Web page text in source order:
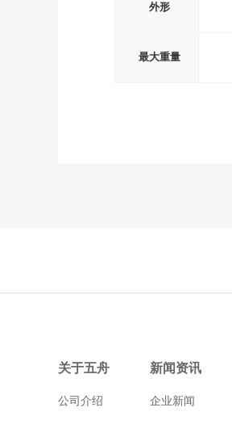
外形
最大重量
关于五舟
公司介绍
新闻资讯
企业新闻